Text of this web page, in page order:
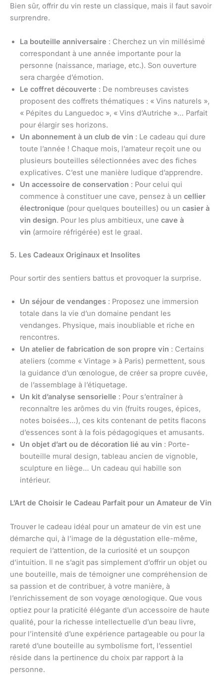
Bien sûr, offrir du vin reste un classique, mais il faut savoir
surprendre.
La bouteille anniversaire : Cherchez un vin millésimé
correspondant à une année importante pour la
personne (naissance, mariage, etc.). Son ouverture
sera chargée d’émotion.
Le coffret découverte : De nombreuses cavistes
proposent des coffrets thématiques : « Vins naturels »,
« Pépites du Languedoc », « Vins d’Autriche »… Parfait
pour élargir ses horizons.
Un abonnement à un club de vin : Le cadeau qui dure
toute l’année ! Chaque mois, l’amateur reçoit une ou
plusieurs bouteilles sélectionnées avec des fiches
explicatives. C’est une manière ludique d’apprendre.
Un accessoire de conservation : Pour celui qui
commence à constituer une cave, pensez à un cellier
électronique (pour quelques bouteilles) ou un casier à
vin design. Pour les plus ambitieux, une cave à
vin (armoire réfrigérée) est le graal.
5. Les Cadeaux Originaux et Insolites
Pour sortir des sentiers battus et provoquer la surprise.
Un séjour de vendanges : Proposez une immersion
totale dans la vie d’un domaine pendant les
vendanges. Physique, mais inoubliable et riche en
rencontres.
Un atelier de fabrication de son propre vin : Certains
ateliers (comme « Vintage » à Paris) permettent, sous
la guidance d’un œnologue, de créer sa propre cuvée,
de l’assemblage à l’étiquetage.
Un kit d’analyse sensorielle : Pour s’entraîner à
reconnaître les arômes du vin (fruits rouges, épices,
notes boisées…), ces kits contenant de petits flacons
d’essences sont à la fois pédagogiques et amusants.
Un objet d’art ou de décoration lié au vin : Porte-
bouteille mural design, tableau ancien de vignoble,
sculpture en liège… Un cadeau qui habille son
intérieur.
L’Art de Choisir le Cadeau Parfait pour un Amateur de Vin
Trouver le cadeau idéal pour un amateur de vin est une
démarche qui, à l’image de la dégustation elle-même,
requiert de l’attention, de la curiosité et un soupçon
d’intuition. Il ne s’agit pas simplement d’offrir un objet ou
une bouteille, mais de témoigner une compréhension de
sa passion et de contribuer, à votre manière, à
l’enrichissement de son voyage œnologique. Que vous
optiez pour la praticité élégante d’un accessoire de haute
qualité, pour la richesse intellectuelle d’un beau livre,
pour l’intensité d’une expérience partageable ou pour la
rareté d’une bouteille au symbolisme fort, l’essentiel
réside dans la pertinence du choix par rapport à la
personne.